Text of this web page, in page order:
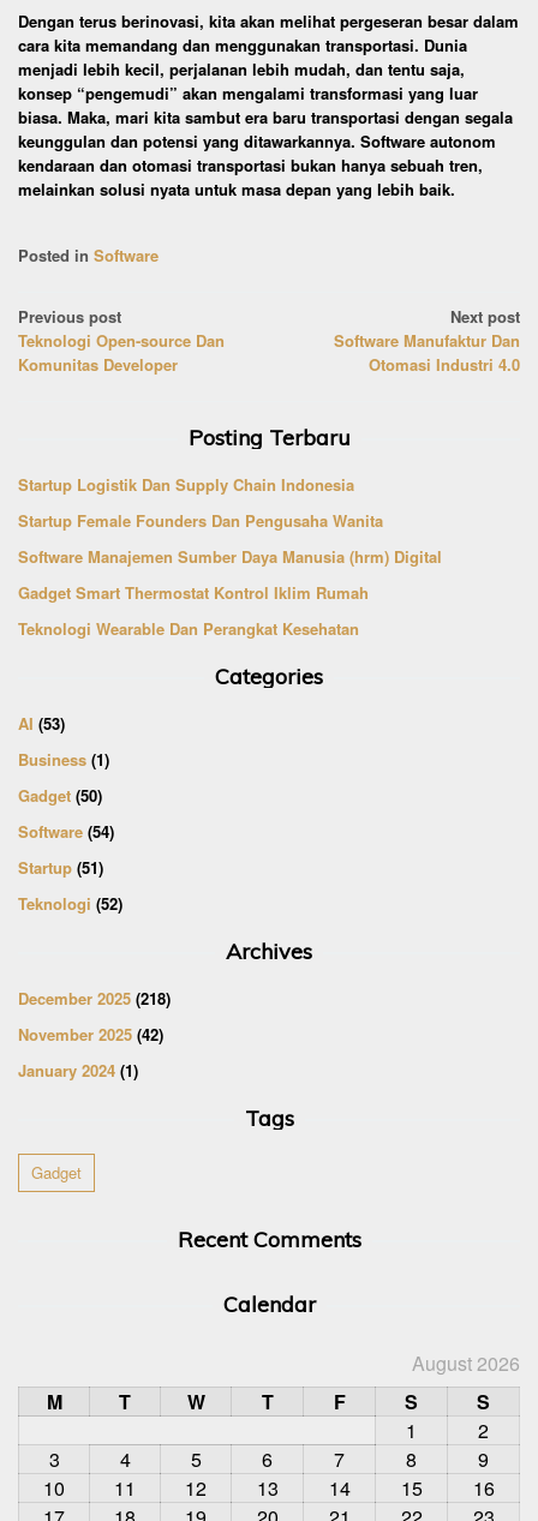
Dengan terus berinovasi, kita akan melihat pergeseran besar dalam
cara kita memandang dan menggunakan transportasi. Dunia
menjadi lebih kecil, perjalanan lebih mudah, dan tentu saja,
konsep “pengemudi” akan mengalami transformasi yang luar
biasa. Maka, mari kita sambut era baru transportasi dengan segala
keunggulan dan potensi yang ditawarkannya. Software autonom
kendaraan dan otomasi transportasi bukan hanya sebuah tren,
melainkan solusi nyata untuk masa depan yang lebih baik.
Posted in Software
Post
navigation
Previous post
Teknologi Open-source Dan
Komunitas Developer
Next post
Software Manufaktur Dan
Otomasi Industri 4.0
Posting Terbaru
Startup Logistik Dan Supply Chain Indonesia
Startup Female Founders Dan Pengusaha Wanita
Software Manajemen Sumber Daya Manusia (hrm) Digital
Gadget Smart Thermostat Kontrol Iklim Rumah
Teknologi Wearable Dan Perangkat Kesehatan
Categories
AI (53)
Business (1)
Gadget (50)
Software (54)
Startup (51)
Teknologi (52)
Archives
December 2025 (218)
November 2025 (42)
January 2024 (1)
Tags
Gadget
Recent Comments
Calendar
August 2026
M
T W T F S
S
1
2
3
4 5 6 7 8
9
10
11 12 13 14 15
16